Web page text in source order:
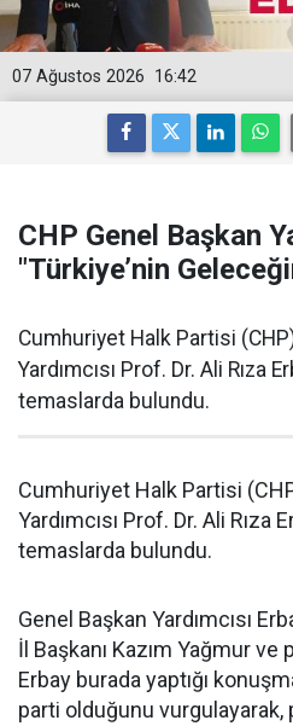
16:42
07 Ağustos 2026
CHP Genel Başkan
"Türkiye’nin
Cumhuriyet Halk Partisi
Yardımcısı Prof. Dr. Ali Rıza
temaslarda bulundu.
Cumhuriyet Halk Partisi
Yardımcısı Prof. Dr. Ali Rıza
temaslarda bulundu.
Genel Başkan Yardımcısı
İl Başkanı Kazım Yağmur
Erbay burada yaptığı
parti olduğunu